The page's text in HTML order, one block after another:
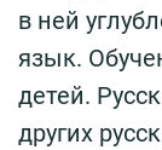
в ней
язык.
детей.
других